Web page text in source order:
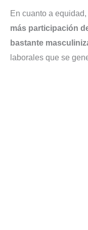
En cuanto a
más participación
bastante
laborales que se